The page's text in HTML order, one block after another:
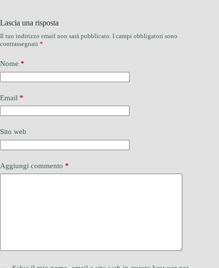
Lascia una risposta
Il tuo indirizzo email non sarà pubblicato. I campi obbligatori sono
contrassegnati *
Nome *
Email *
Sito web
Aggiungi commento *